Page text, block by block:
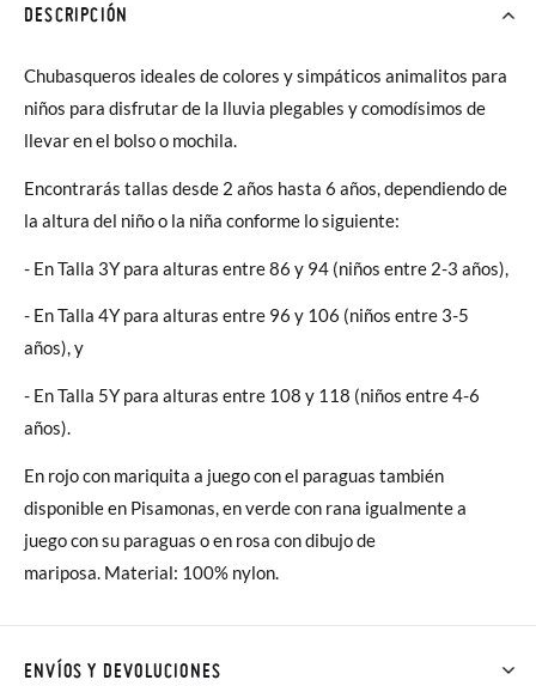
DESCRIPCIÓN
Chubasqueros ideales de colores y simpáticos animalitos para
niños para disfrutar de la lluvia plegables y comodísimos de
llevar en el bolso o mochila.
Encontrarás tallas desde 2 años hasta 6 años, dependiendo de
la altura del niño o la niña conforme lo siguiente:
- En Talla 3Y para alturas entre 86 y 94 (niños entre 2-3 años),
- En Talla 4Y para alturas entre 96 y 106 (niños entre 3-5
años), y
- En Talla 5Y para alturas entre 108 y 118 (niños entre 4-6
años).
En rojo con mariquita a juego con el paraguas también
disponible en Pisamonas, en verde con rana igualmente a
juego con su paraguas o en rosa con dibujo de
mariposa. Material: 100% nylon.
ENVÍOS Y DEVOLUCIONES